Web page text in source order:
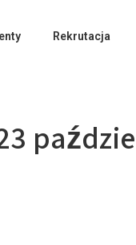
Rekrutacja